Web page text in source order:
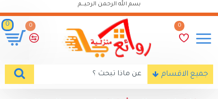
بسم الله الرحمن الرحيـــم
0
0
0
جميع الاقسام